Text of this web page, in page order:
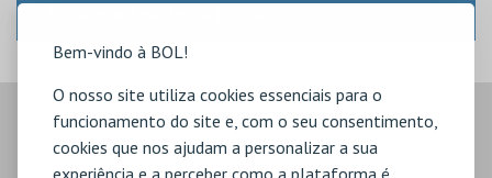
Bem-vindo à BOL!
O nosso site utiliza cookies essenciais para o
funcionamento do site e, com o seu consentimento,
cookies que nos ajudam a personalizar a sua
experiência e a perceber como a plataforma é